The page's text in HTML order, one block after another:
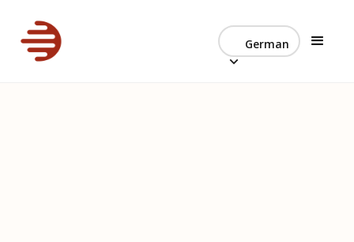
German